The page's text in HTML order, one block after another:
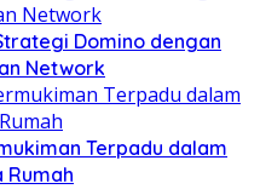
Domino dengan
Network
Terpadu dalam
Rumah